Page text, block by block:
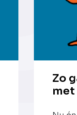
Zo